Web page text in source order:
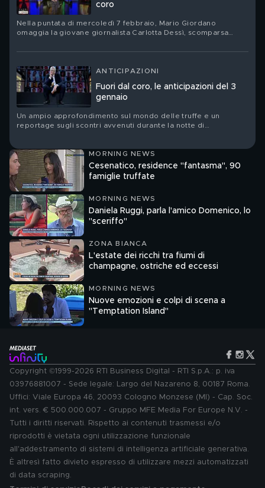
coro
Nella puntata di mercoledì 7 febbraio, Mario Giordano
omaggia la giovane giornalista Carlotta Dessì, scomparsa
ANTICIPAZIONI
Fuori dal coro, le anticipazioni del 3
gennaio
Un ampio approfondimento sul mondo delle truffe e un
reportage sugli scontri avvenuti durante la notte di
MORNING NEWS
Cesenatico, residence "fantasma", 90
famiglie truffate
MORNING NEWS
Daniela Ruggi, parla l'amico Domenico, lo
"sceriffo"
ZONA BIANCA
L'estate dei ricchi tra fiumi di
champagne, ostriche ed eccessi
MORNING NEWS
Nuove emozioni e colpi di scena a
"Temptation Island"
Copyright ©1999-2026 RTI Business Digital - RTI S.p.A.: p. iva
03976881007 - Sede legale: Largo del Nazareno 8, 00187 Roma.
Uffici: Viale Europa 46, 20093 Cologno Monzese (MI) - Cap. Soc.
int. vers. € 500.000.007 - Gruppo MFE Media For Europe N.V. -
Tutti i diritti riservati. Rispetto ai contenuti trasmessi e/o
riprodotti è vietata ogni utilizzazione funzionale
all'addestramento di sistemi di intelligenza artificiale generativa.
È altresì fatto divieto espresso di utilizzare mezzi automatizzati
di data scraping.